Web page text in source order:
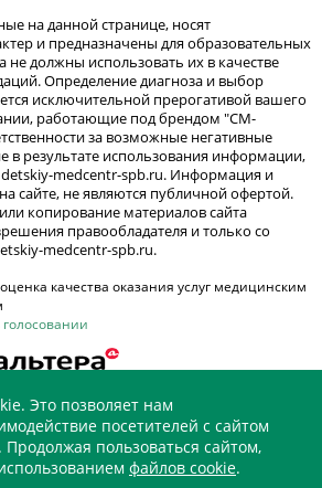
на данной странице, носят
и предназначены для образовательных
не должны использовать их в качестве
Определение диагноза и выбор
исключительной прерогативой вашего
работающие под брендом "СМ-
за возможные негативные
в результате использования информации,
medcentr-spb.ru. Информация и
сайте, не являются публичной офертой.
копирование материалов сайта
правообладателя и только со
medcentr-spb.ru.
качества оказания услуг медицинским
голосовании
НЕОБХОДИМО
СО СПЕЦИАЛИСТОМ
Это позволяет нам
посетителей с сайтом
Продолжая пользоваться сайтом,
файлов cookie.